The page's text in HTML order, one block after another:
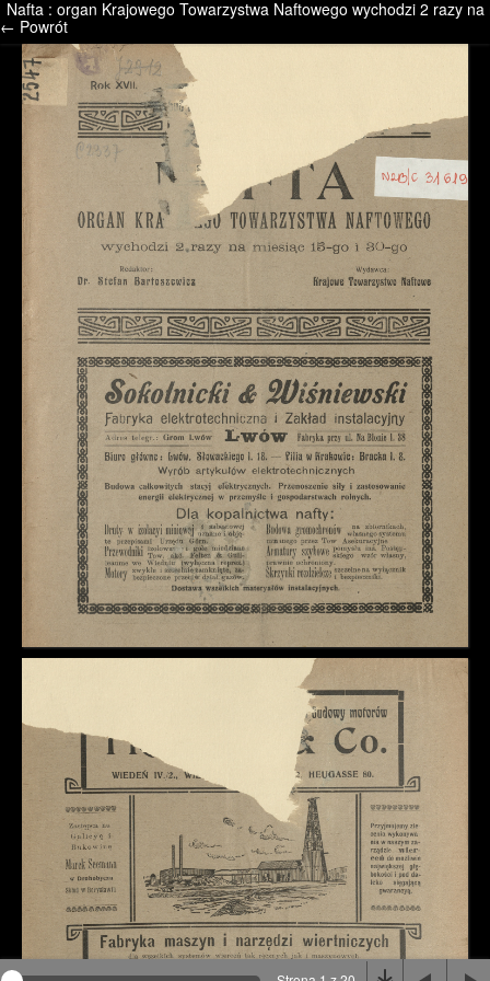
/* */ /* */ /* pliki_strona_po_stronie */
Nafta : organ Krajowego Towarzystwa Naftowego wychodzi 2 razy
← Powrót
Na stronie wykorzystywane są pliki cookie, bądź
podobne rozwiązania. Aby poznać szczegóły zapoznaj
się zpolityką prywatności.
Rozumiem